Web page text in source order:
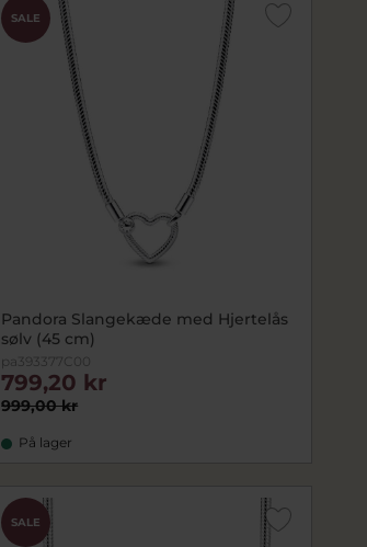
SALE
Pandora Slangekæde med Hjertelås
sølv (45 cm)
pa393377C00
999,00 kr
799,20 kr
På lager
SALE